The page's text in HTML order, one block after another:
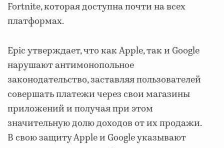
Fortnite, которая доступна почти на всех
платформах.
Epic утверждает, что как Apple, так и Google
нарушают антимонопольное
законодательство, заставляя пользователей
совершать платежи через свои магазины
приложений и получая при этом
значительную долю доходов от их продажи.
В свою защиту Apple и Google указывают